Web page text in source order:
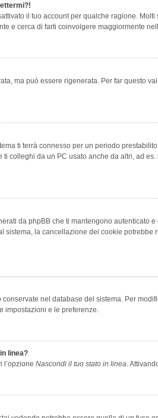
il tuo account per qualche ragione.
e cerca di farti coinvolgere maggiormente
ma può essere rigenerata. Per far questo
ti terrà connesso per un periodo
colleghi da un PC usato anche da altri, ad
da phpBB che ti mantengono
sistema, la cancellazione dei cookie potrebbe
nel database del sistema. Per
impostazioni e le preferenze.
linea?
l’opzione Nascondi il tuo stato in linea.